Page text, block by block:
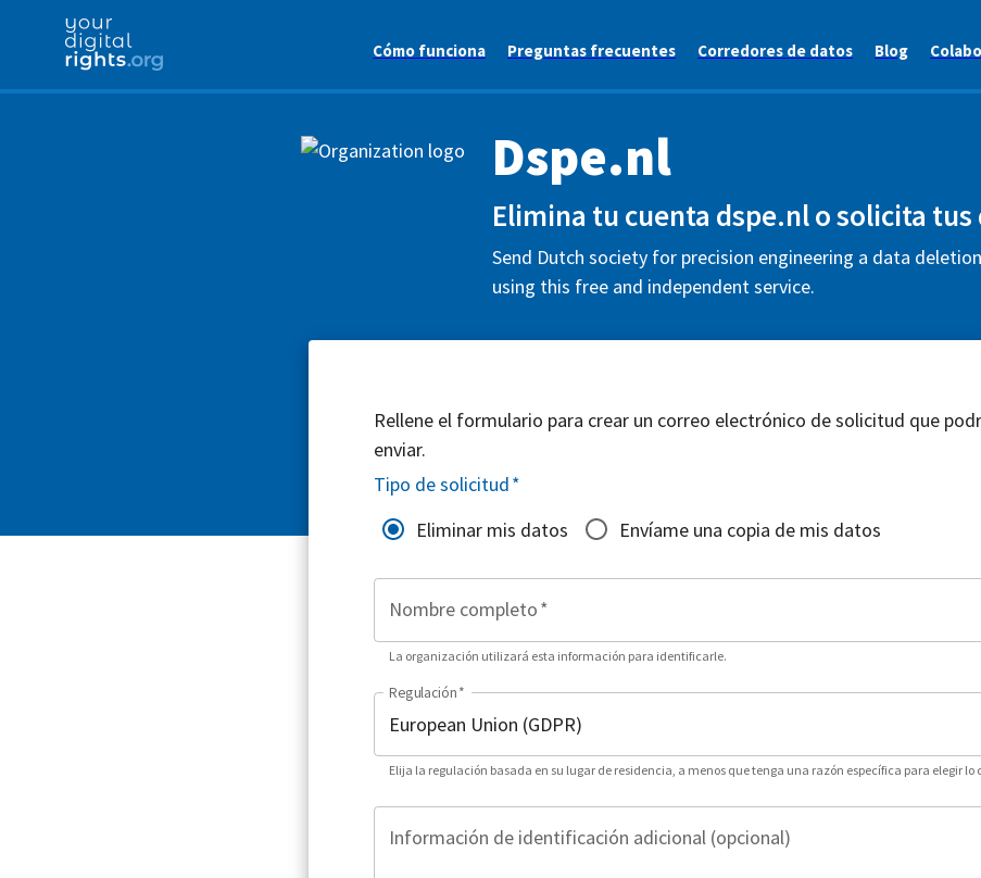
Cómo funciona Preguntas frecuentes Corredores de datos Blog
Dspe.nl
Elimina tu cuenta dspe.nl o solicita tus
Send Dutch society for precision engineering a data
using this free and independent service.
Rellene el formulario para crear un correo electrónico de solicitud que
enviar.
Tipo de solicitud*
Eliminar mis datos
Envíame una copia de mis datos
Nombre completo*
La organización utilizará esta información para identificarle.
Regulación*
Elija la regulación basada en su lugar de residencia, a menos que tenga una razón específica para elegir lo
Información de identificación adicional (opcional)